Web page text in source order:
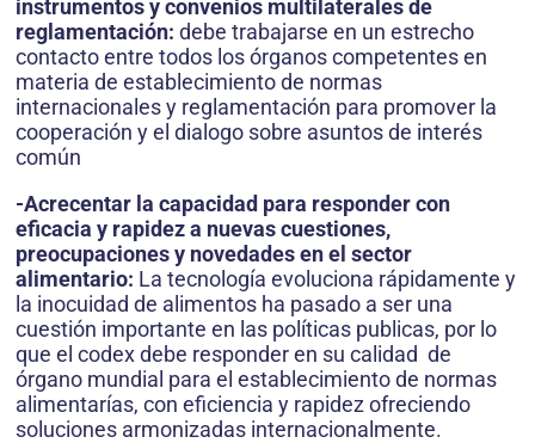
instrumentos y convenios multilaterales de
reglamentación: debe trabajarse en un estrecho
contacto entre todos los órganos competentes en
materia de establecimiento de normas
internacionales y reglamentación para promover la
cooperación y el dialogo sobre asuntos de interés
común
-Acrecentar la capacidad para responder con
eficacia y rapidez a nuevas cuestiones,
preocupaciones y novedades en el sector
alimentario: La tecnología evoluciona rápidamente y
la inocuidad de alimentos ha pasado a ser una
cuestión importante en las políticas publicas, por lo
que el codex debe responder en su calidad de
órgano mundial para el establecimiento de normas
alimentarías, con eficiencia y rapidez ofreciendo
soluciones armonizadas internacionalmente.